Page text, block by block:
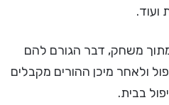
ועוד.
משחק, דבר הגורם להם
ולאחר מיכן ההורים מקבלים
בבית.